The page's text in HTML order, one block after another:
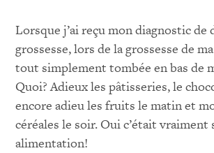
Lorsque j’ai reçu mon diagnostic de
grossesse, lors de la grossesse de
tout simplement tombée en bas de
Quoi? Adieux les pâtisseries, le
encore adieu les fruits le matin et
céréales le soir. Oui c’était vraiment
alimentation!